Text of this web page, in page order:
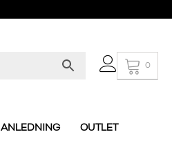
0
ANLEDNING
OUTLET